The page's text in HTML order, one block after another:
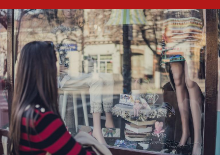
Развитие и поддержка интернет-
витрины StepClub
Смотреть проект